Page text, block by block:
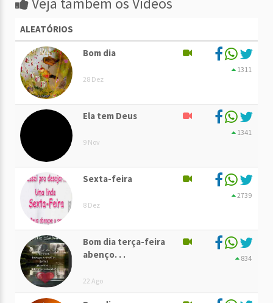
ALEATÓRIOS
Bom dia
28 Dez
1311
Ela tem Deus
9 Nov
1341
Sexta-feira
8 Dez
2739
Bom dia terça-feira
abenço. . .
22 Ago
834